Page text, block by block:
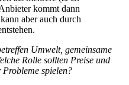
kommt dann
aber auch durch
Umwelt, gemeinsame
Rolle sollten Preise und
Probleme spielen?